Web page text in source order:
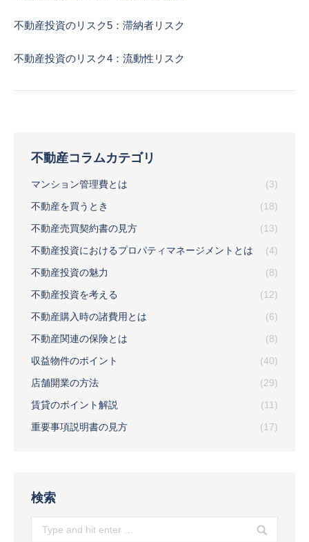
不動産投資のリスク5：滞納者リスク
不動産投資のリスク4：流動性リスク
不動産コラムカテゴリ
マンション管理費とは
(3)
不動産を買うとき
(18)
不動産売買契約書の見方
(13)
不動産投資におけるプロパティマネージメントとは
(4)
不動産投資の魅力
(8)
不動産投資を考える
(12)
不動産購入時の諸費用とは
(6)
不動産関連の保険とは
(8)
収益物件のポイント
(40)
店舗開業の方法
(29)
賃貸のポイント解説
(11)
重要事項説明書の見方
(17)
検索
Search: